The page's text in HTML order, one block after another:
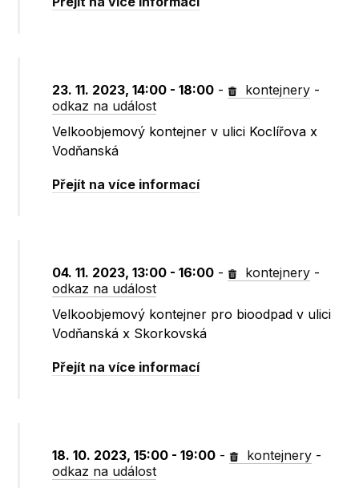
23. 11. 2023, 14:00 - 18:00 - kontejnery -
odkaz na událost
Velkoobjemový kontejner v ulici Koclířova x
Vodňanská
Přejít na více informací
04. 11. 2023, 13:00 - 16:00 - kontejnery -
odkaz na událost
Velkoobjemový kontejner pro bioodpad v ulici
Vodňanská x Skorkovská
Přejít na více informací
18. 10. 2023, 15:00 - 19:00 - kontejnery -
odkaz na událost